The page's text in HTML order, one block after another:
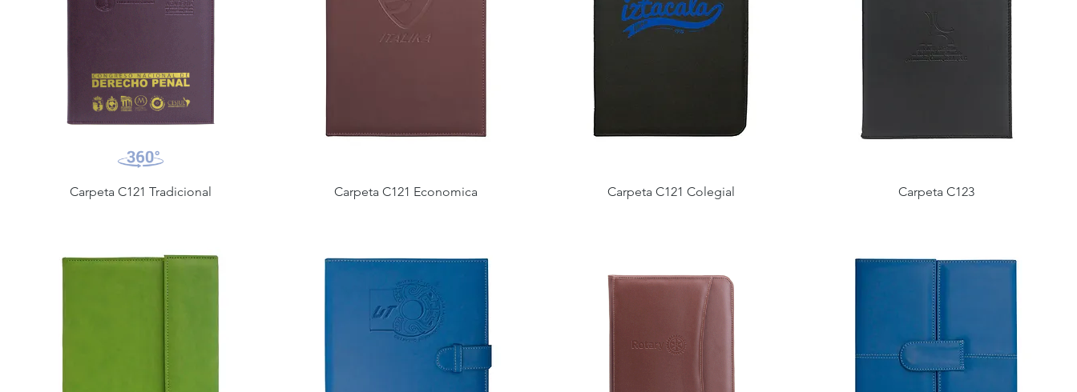
Carpeta C121 Tradicional Carpeta C121 Economica Carpeta C121 Colegial Carpeta C123